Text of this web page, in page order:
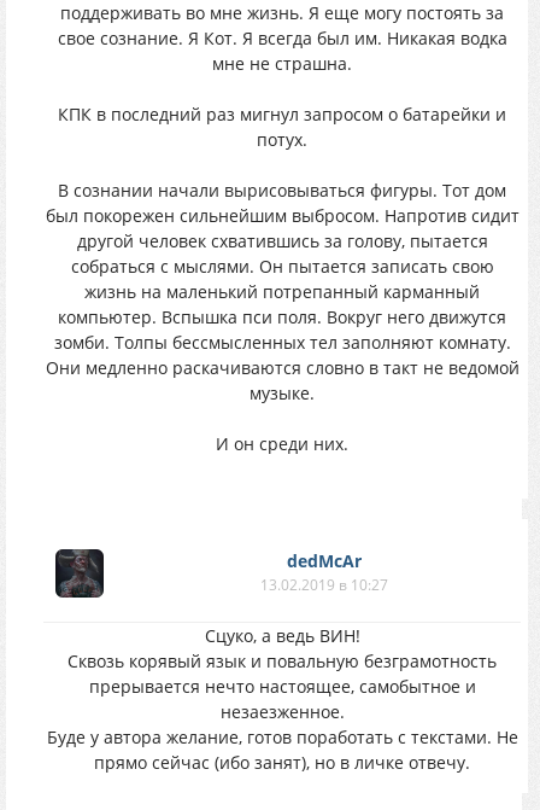
поддерживать во мне жизнь. Я еще могу постоять за
свое сознание. Я Кот. Я всегда был им. Никакая водка
мне не страшна.
КПК в последний раз мигнул запросом о батарейки и
потух.
В сознании начали вырисовываться фигуры. Тот дом
был покорежен сильнейшим выбросом. Напротив сидит
другой человек схватившись за голову, пытается
собраться с мыслями. Он пытается записать свою
жизнь на маленький потрепанный карманный
компьютер. Вспышка пси поля. Вокруг него движутся
зомби. Толпы бессмысленных тел заполняют комнату.
Они медленно раскачиваются словно в такт не ведомой
музыке.
И он среди них.
dedMcAr
13.02.2019 в 10:27
Сцуко, а ведь ВИН!
Сквозь корявый язык и повальную безграмотность
прерывается нечто настоящее, самобытное и
незаезженное.
Буде у автора желание, готов поработать с текстами. Не
прямо сейчас (ибо занят), но в личке отвечу.